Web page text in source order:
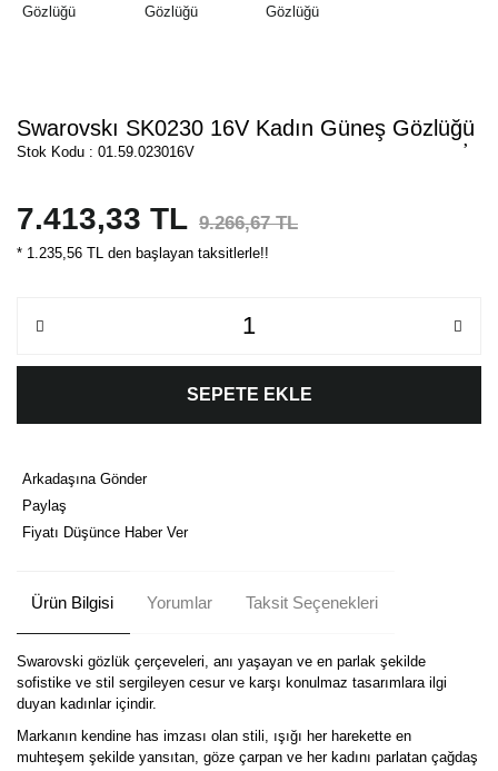
Swarovskı SK0230 16V Kadın Güneş Gözlüğü
Stok Kodu : 01.59.023016V
7.413,33 TL 9.266,67 TL
* 1.235,56 TL den başlayan taksitlerle!!
SEPETE EKLE
Arkadaşına Gönder
Paylaş
Fiyatı Düşünce Haber Ver
Ürün Bilgisi Yorumlar Taksit Seçenekleri
Swarovski gözlük çerçeveleri, anı yaşayan ve en parlak şekilde
sofistike ve stil sergileyen cesur ve karşı konulmaz tasarımlara ilgi
duyan kadınlar içindir.
Markanın kendine has imzası olan stili, ışığı her harekette en
muhteşem şekilde yansıtan, göze çarpan ve her kadını parlatan çağdaş